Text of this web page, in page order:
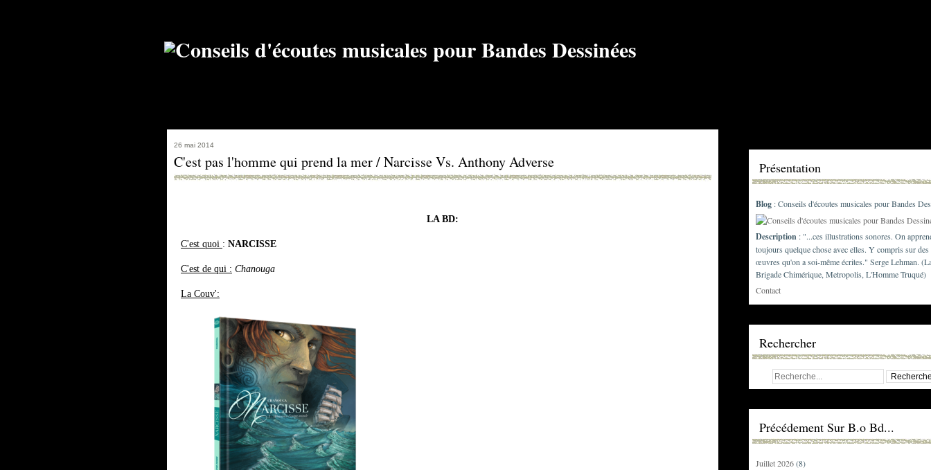
26 mai 2014
C'est pas l'homme qui prend la mer / Narcisse Vs. Anthony Adverse
LA BD:
C'est quoi : NARCISSE
C'est de qui : Chanouga
La Couv':
Présentation
Blog : Conseils d'écoutes musicales pour Bandes
Description : "...ces illustrations sonores. On
toujours quelque chose avec elles. Y compris sur des
œuvres qu'on a soi-même écrites." Serge Lehman.
Brigade Chimérique, Metropolis, L'Homme Truqué)
Contact
Rechercher
Précédement Sur B.o Bd...
Juillet 2026(8)